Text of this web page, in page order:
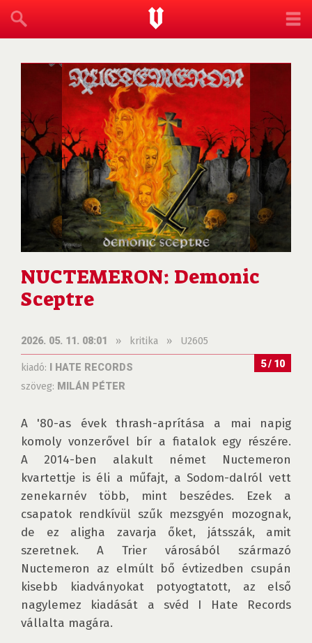
NUCTEMERON: Demonic
Sceptre
2026. 05. 11. 08:01 » kritika » U2605
5 / 10
kiadó: I HATE RECORDS
szöveg: MILÁN PÉTER
A '80-as évek thrash-aprítása a mai napig
komoly vonzerővel bír a fiatalok egy részére.
A 2014-ben alakult német Nuctemeron
kvartettje is éli a műfajt, a Sodom-dalról vett
zenekarnév több, mint beszédes. Ezek a
csapatok rendkívül szűk mezsgyén mozognak,
de ez aligha zavarja őket, játsszák, amit
szeretnek. A Trier városából származó
Nuctemeron az elmúlt bő évtizedben csupán
kisebb kiadványokat potyogtatott, az első
nagylemez kiadását a svéd I Hate Records
vállalta magára.